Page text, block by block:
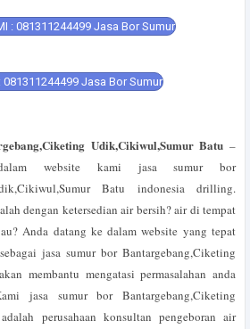
: 081311244499 Jasa Bor Sumur
Jasa Bor Sumur
Udik,Cikiwul,Sumur Batu –
website kami jasa sumur bor
Batu indonesia drilling.
dengan ketersedian air bersih? air di tempat
Anda datang ke dalam website yang tepat
jasa sumur bor Bantargebang,Ciketing
membantu mengatasi permasalahan anda
jasa sumur bor Bantargebang,Ciketing
perusahaan konsultan pengeboran air